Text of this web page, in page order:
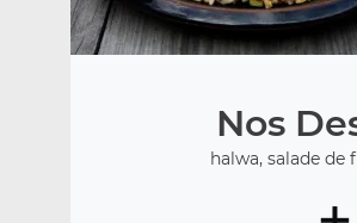
Nos
halwa, salade de